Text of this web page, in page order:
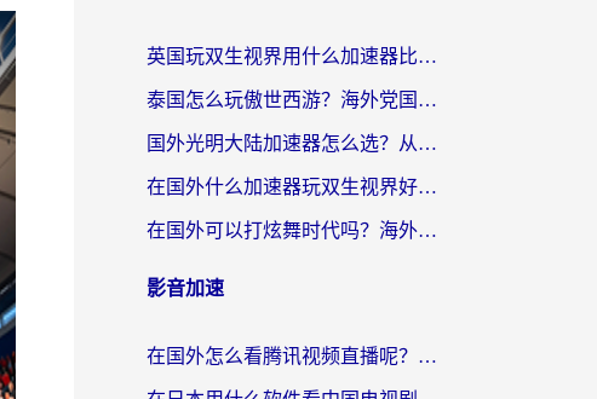
英国玩双生视界用什么加速器比较好？海外党亲测有效的国服游戏加速方案
泰国怎么玩傲世西游？海外党国服游戏加速终极攻略（附光明大陆量子特攻实测）
国外光明大陆加速器怎么选？从卡顿到丝滑的终极指南（含德国玩走开外星人墨西哥玩俄罗斯方块技巧）
在国外什么加速器玩双生视界好用？海外党亲测不踩坑的终极指南
在国外可以打炫舞时代吗？海外玩家国服游戏加速全攻略（附实测推荐）
影音加速
在国外怎么看腾讯视频直播呢？留学生亲测有效的回国加速指南